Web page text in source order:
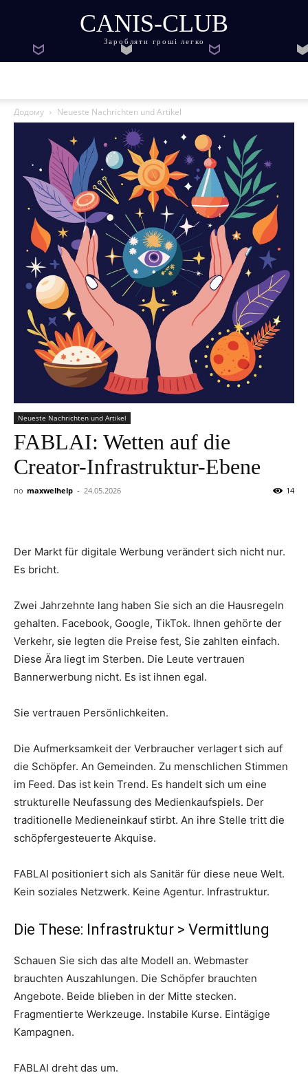
CANIS-CLUB
Заробляти гроші легко
Додому Neueste Nachrichten und Artikel
Neueste Nachrichten und Artikel
FABLAI: Wetten auf die
Creator-Infrastruktur-Ebene
по maxwelhelp - 24.05.2026 14
Der Markt für digitale Werbung verändert sich nicht nur.
Es bricht.
Zwei Jahrzehnte lang haben Sie sich an die Hausregeln
gehalten. Facebook, Google, TikTok. Ihnen gehörte der
Verkehr, sie legten die Preise fest, Sie zahlten einfach.
Diese Ära liegt im Sterben. Die Leute vertrauen
Bannerwerbung nicht. Es ist ihnen egal.
Sie vertrauen Persönlichkeiten.
Die Aufmerksamkeit der Verbraucher verlagert sich auf
die Schöpfer. An Gemeinden. Zu menschlichen Stimmen
im Feed. Das ist kein Trend. Es handelt sich um eine
strukturelle Neufassung des Medienkaufspiels. Der
traditionelle Medieneinkauf stirbt. An ihre Stelle tritt die
schöpfergesteuerte Akquise.
FABLAI positioniert sich als Sanitär für diese neue Welt.
Kein soziales Netzwerk. Keine Agentur. Infrastruktur.
Die These: Infrastruktur > Vermittlung
Schauen Sie sich das alte Modell an. Webmaster
brauchten Auszahlungen. Die Schöpfer brauchten
Angebote. Beide blieben in der Mitte stecken.
Fragmentierte Werkzeuge. Instabile Kurse. Eintägige
Kampagnen.
FABLAI dreht das um.